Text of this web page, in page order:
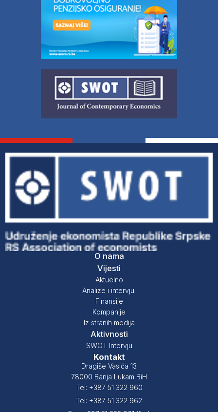
O nama
Vijesti
Aktuelno
Analize i intervjui
Finansije
Kompanije
Iz stranih medija
Aktivnosti
SWOT Intervju
Kontakt
Dragiše Vasića 13
78000 Banja Lukam BiH
Tel: +387 51 322 960
Tel: +387 51 322 962